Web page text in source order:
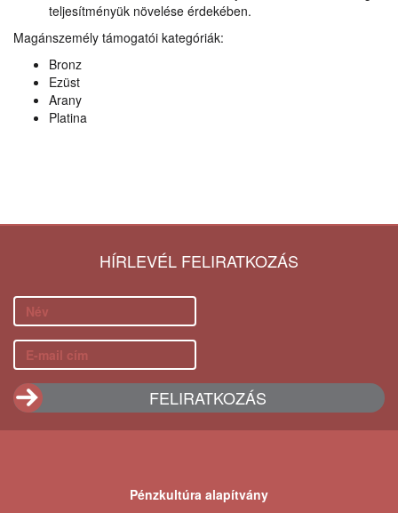
teljesítményük növelése érdekében.
Magánszemély támogatói kategóriák:
Bronz
Ezüst
Arany
Platina
HÍRLEVÉL FELIRATKOZÁS
Pénzkultúra alapítvány